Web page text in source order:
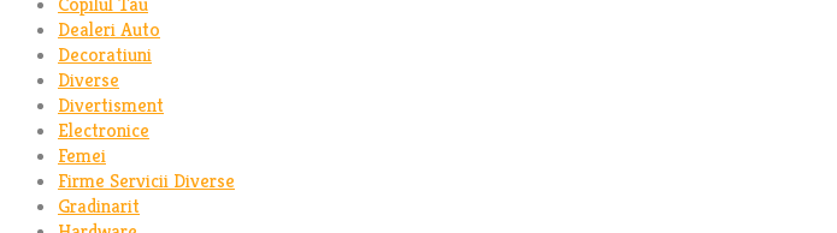
Dealeri Auto
Decoratiuni
Diverse
Divertisment
Electronice
Femei
Firme Servicii Diverse
Gradinarit